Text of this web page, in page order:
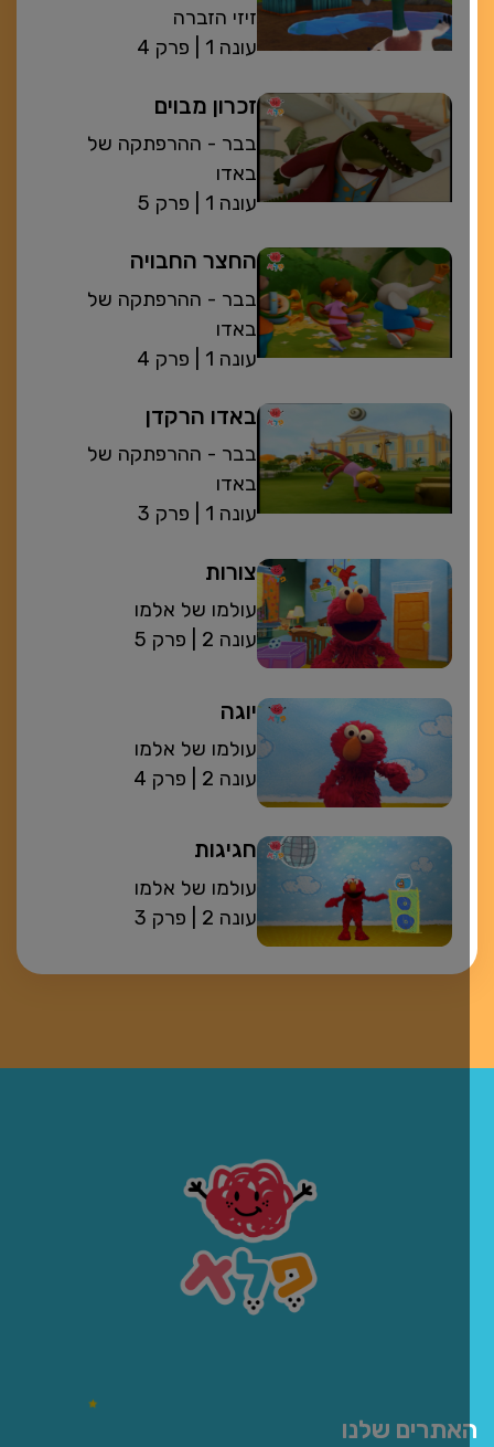
זיזי הזברה
פרק 4
| עונה 1
זכרון מבוים
בבר - ההרפתקה של
באדו
פרק 5
| עונה 1
החצר החבויה
בבר - ההרפתקה של
באדו
פרק 4
| עונה 1
באדו הרקדן
בבר - ההרפתקה של
באדו
פרק 3
| עונה 1
צורות
עולמו של אלמו
פרק 5
| עונה 2
יוגה
עולמו של אלמו
פרק 4
| עונה 2
חגיגות
עולמו של אלמו
פרק 3
| עונה 2
שלנו